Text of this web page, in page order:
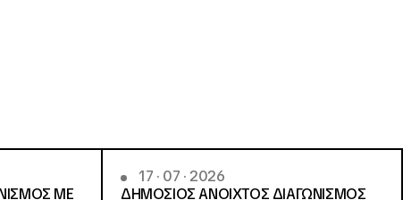
ΜΕ
17 · 07 · 2026
ΔΗΜΟΣΙΟΣ ΑΝΟΙΧΤΟΣ ΔΙΑΓΩΝΙΣΜΟΣ